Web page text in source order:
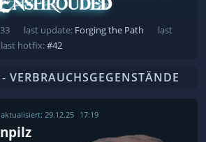
last update: Forging the Path
last
last hotfix:#42
VERBRAUCHSGEGENSTÄNDE
aktualisiert: 29.12.25 17:19